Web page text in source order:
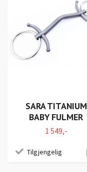
SARA TITANIUM
BABY FULMER
1 549,-
Tilgjengelig